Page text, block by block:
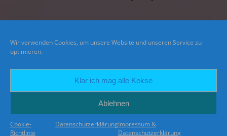
Wir verwenden Cookies, um unsere Website und unseren Service zu
optimieren.
Klar ich mag alle Kekse
Ablehnen
Cookie-
Richtlinie
DatenschutzerklärungImpressum &
Datenschutzerklärung
© 2021 Rainbookworld. All Rights Reserved. Design by Blogger Beratung
BACK TO TOP